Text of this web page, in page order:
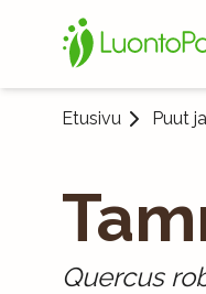
Etusivu Puut
Quercus